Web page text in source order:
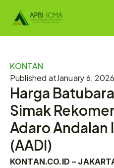
KONTAN
Published atJanuary 6,
Harga
Simak
Adaro Andalan
(AADI)
KONTAN.CO.ID –